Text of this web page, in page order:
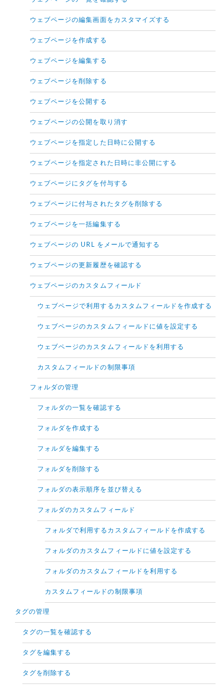
ウェブページの編集画面をカスタマイズする
ウェブページを作成する
ウェブページを編集する
ウェブページを削除する
ウェブページを公開する
ウェブページの公開を取り消す
ウェブページを指定した日時に公開する
ウェブページを指定された日時に非公開にする
ウェブページにタグを付与する
ウェブページに付与されたタグを削除する
ウェブページを一括編集する
ウェブページの URL をメールで通知する
ウェブページの更新履歴を確認する
ウェブページのカスタムフィールド
ウェブページで利用するカスタムフィールドを作成する
ウェブページのカスタムフィールドに値を設定する
ウェブページのカスタムフィールドを利用する
カスタムフィールドの制限事項
フォルダの管理
フォルダの一覧を確認する
フォルダを作成する
フォルダを編集する
フォルダを削除する
フォルダの表示順序を並び替える
フォルダのカスタムフィールド
フォルダで利用するカスタムフィールドを作成する
フォルダのカスタムフィールドに値を設定する
フォルダのカスタムフィールドを利用する
カスタムフィールドの制限事項
タグの管理
タグの一覧を確認する
タグを編集する
タグを削除する